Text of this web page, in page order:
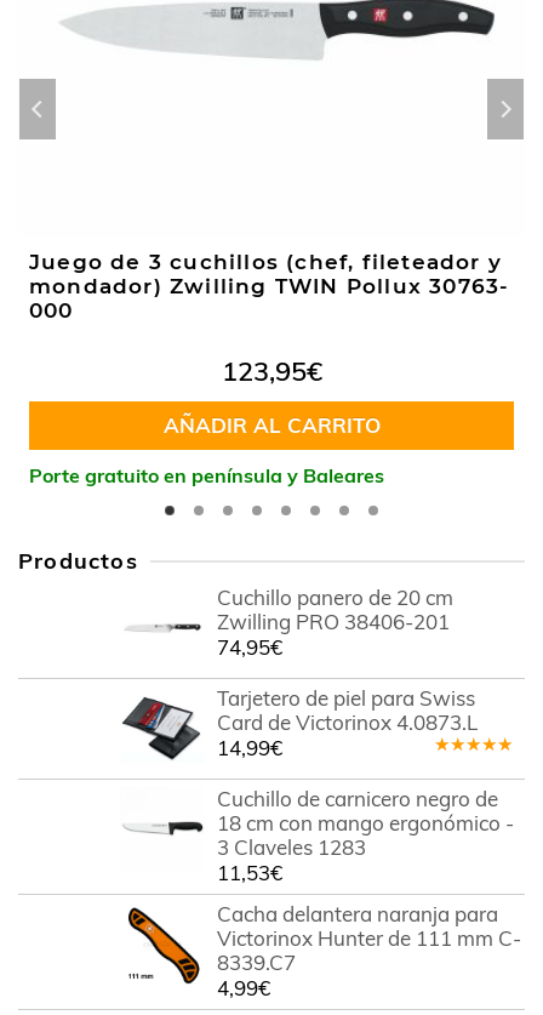
Juego de 3 cuchillos (chef, fileteador y
mondador) Zwilling TWIN Pollux 30763-
000
123,95€
AÑADIR AL CARRITO
Porte gratuito en península y Baleares
Productos
Cuchillo panero de 20 cm
Zwilling PRO 38406-201
74,95€
Tarjetero de piel para Swiss
Card de Victorinox 4.0873.L
en5.00de
5
14,99€
Cuchillo de carnicero negro de
18 cm con mango ergonómico -
3 Claveles 1283
11,53€
Cacha delantera naranja para
Victorinox Hunter de 111 mm C-
8339.C7
4,99€